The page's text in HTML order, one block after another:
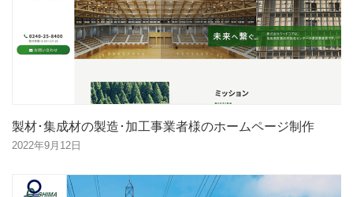
製材･集成材の製造･加工事業者様のホームページ制作
2022年9月12日